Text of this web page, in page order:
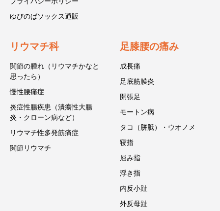
ゆびのばソックス通販
リウマチ科
関節の腫れ（リウマチかなと
思ったら）
慢性腰痛症
炎症性腸疾患（潰瘍性大腸
炎・クローン病など）
リウマチ性多発筋痛症
関節リウマチ
足膝腰の痛み
成長痛
足底筋膜炎
開張足
モートン病
タコ（胼胝）・ウオノメ
寝指
屈み指
浮き指
内反小趾
外反母趾